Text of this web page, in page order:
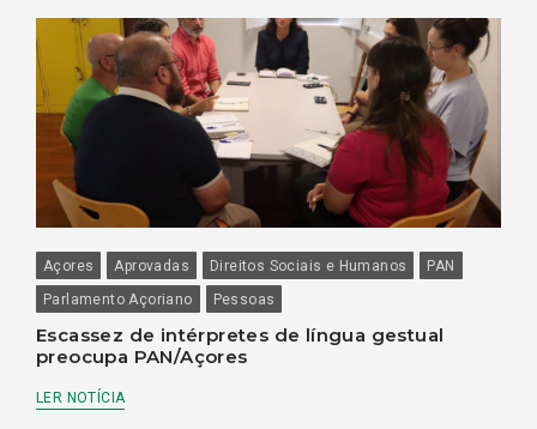
Açores Aprovadas Direitos Sociais e Humanos
PAN
Parlamento Açoriano
Pessoas
Escassez de intérpretes de língua gestual
preocupa PAN/Açores
LER NOTÍCIA